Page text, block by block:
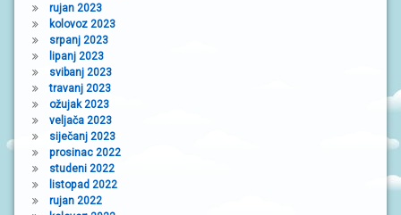
rujan 2023
kolovoz 2023
srpanj 2023
lipanj 2023
svibanj 2023
travanj 2023
ožujak 2023
veljača 2023
siječanj 2023
prosinac 2022
studeni 2022
listopad 2022
rujan 2022